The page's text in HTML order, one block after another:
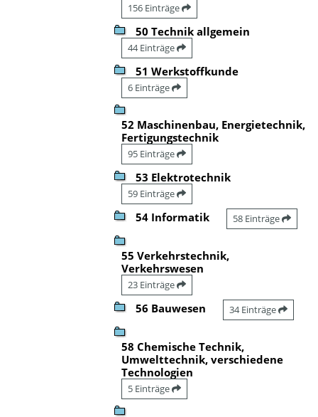
156 Einträge
50 Technik allgemein
44 Einträge
51 Werkstoffkunde
6 Einträge
52 Maschinenbau, Energietechnik,
Fertigungstechnik
95 Einträge
53 Elektrotechnik
59 Einträge
54 Informatik 58 Einträge
55 Verkehrstechnik,
Verkehrswesen
23 Einträge
56 Bauwesen 34 Einträge
58 Chemische Technik,
Umwelttechnik, verschiedene
Technologien
5 Einträge